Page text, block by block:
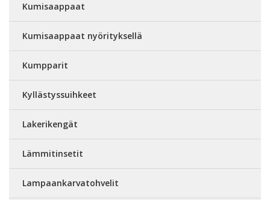
Kumisaappaat
Kumisaappaat nyörityksellä
Kumpparit
Kyllästyssuihkeet
Lakerikengät
Lämmitinsetit
Lampaankarvatohvelit